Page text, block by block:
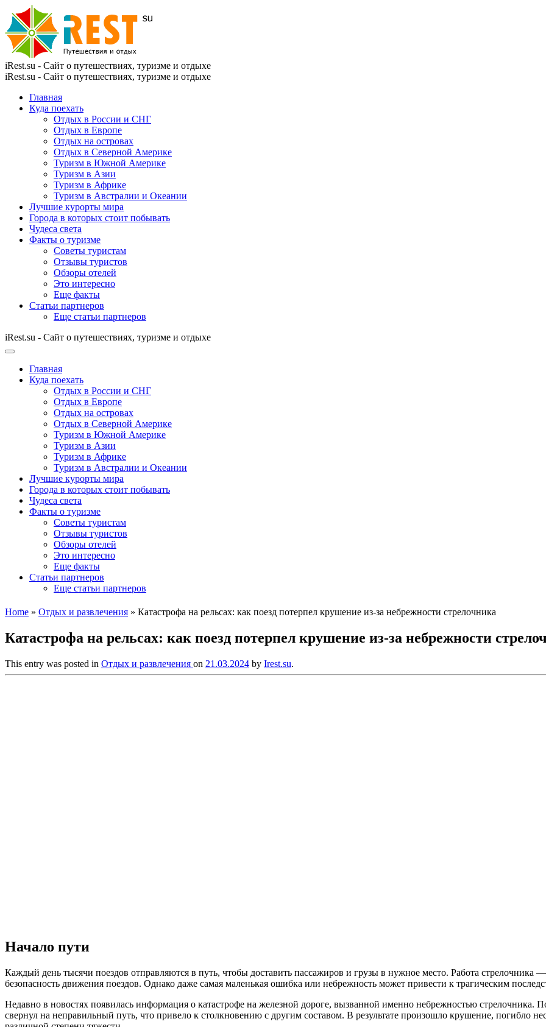
iRest.su - Сайт о путешествиях, туризме и отдыхе
iRest.su - Сайт о путешествиях, туризме и отдыхе
Главная
Куда поехать
Отдых в России и СНГ
Отдых в Европе
Отдых на островах
Отдых в Северной Америке
Туризм в Южной Америке
Туризм в Азии
Туризм в Африке
Туризм в Австралии и Океании
Лучшие курорты мира
Города в которых стоит побывать
Чудеса света
Факты о туризме
Советы туристам
Отзывы туристов
Обзоры отелей
Это интересно
Еще факты
Статьи партнеров
Еще статьи партнеров
iRest.su - Сайт о путешествиях, туризме и отдыхе
Главная
Куда поехать
Отдых в России и СНГ
Отдых в Европе
Отдых на островах
Отдых в Северной Америке
Туризм в Южной Америке
Туризм в Азии
Туризм в Африке
Туризм в Австралии и Океании
Лучшие курорты мира
Города в которых стоит побывать
Чудеса света
Факты о туризме
Советы туристам
Отзывы туристов
Обзоры отелей
Это интересно
Еще факты
Статьи партнеров
Еще статьи партнеров
Home » Отдых и развлечения » Катастрофа на рельсах: как поезд потерпел крушение из-за небрежности стрелочника
Катастрофа на рельсах: как поезд потерпел крушение из-за небрежности
This entry was posted in Отдых и развлечения on 21.03.2024 by Irest.su.
Начало пути
Каждый день тысячи поездов отправляются в путь, чтобы доставить пассажиров и грузы в нужное место. Работа стрелочника
безопасность движения поездов. Однако даже самая маленькая ошибка или небрежность может привести к трагическим
Недавно в новостях появилась информация о катастрофе на железной дороге, вызванной именно небрежностью стрелочника.
свернул на неправильный путь, что привело к столкновению с другим составом. В результате произошло крушение, погибло